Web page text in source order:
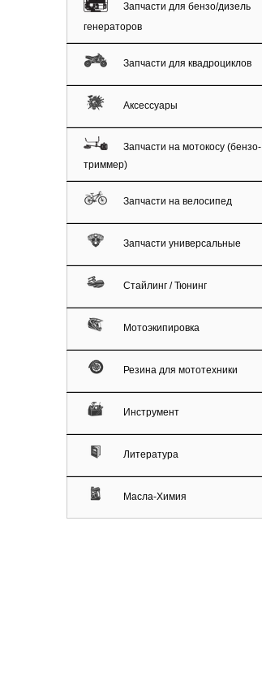
Запчасти для бензо/дизель
генераторов
Запчасти для квадроциклов
Аксессуары
Запчасти на мотокосу (бензо-
триммер)
Запчасти на велосипед
Запчасти универсальные
Стайлинг / Тюнинг
Мотоэкипировка
Резина для мототехники
Инструмент
Литература
Масла-Химия